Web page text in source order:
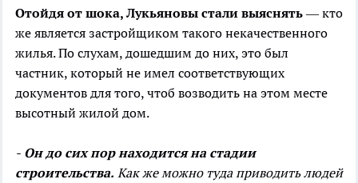
Отойдя от шока, Лукьяновы стали выяснять — кто
же является застройщиком такого некачественного
жилья. По слухам, дошедшим до них, это был
частник, который не имел соответствующих
документов для того, чтоб возводить на этом месте
высотный жилой дом.
- Он до сих пор находится на стадии
строительства. Как же можно туда приводить людей